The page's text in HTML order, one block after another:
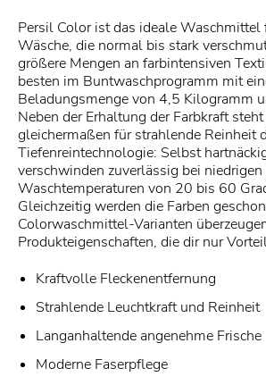
Persil Color ist das ideale Waschmittel
Wäsche, die normal bis stark
größere Mengen an farbintensiven
besten im Buntwaschprogramm mit
Beladungsmenge von 4,5 Kilogramm
Neben der Erhaltung der Farbkraft
gleichermaßen für strahlende Reinheit
Tiefenreintechnologie: Selbst
verschwinden zuverlässig bei
Waschtemperaturen von 20 bis 60
Gleichzeitig werden die Farben
Colorwaschmittel-Varianten
Produkteigenschaften, die dir nur
Kraftvolle Fleckenentfernung
Strahlende Leuchtkraft und Reinheit
Langanhaltende angenehme Frische
Moderne Faserpflege